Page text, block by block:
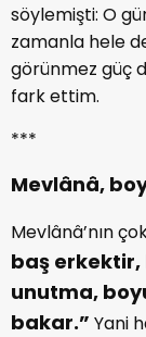
söylemişti: O
zamanla hele
görünmez güç
fark ettim.
***
Mevlânâ,
Mevlânâ’nın
baş erkektir,
unutma,
bakar.” Yani